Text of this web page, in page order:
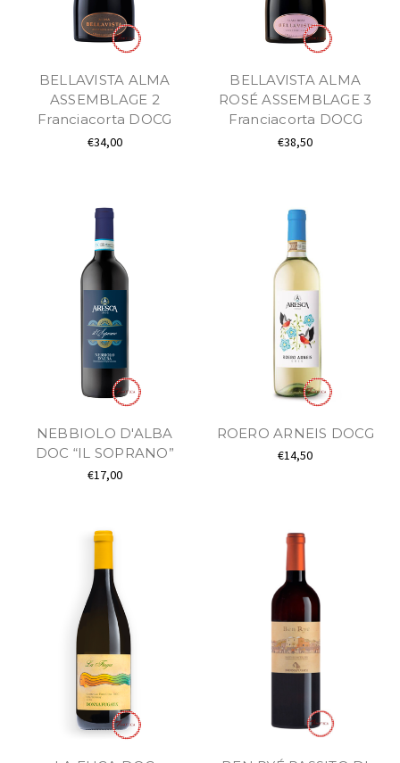
BELLAVISTA ALMA
ASSEMBLAGE 2
Franciacorta DOCG
€34,00
BELLAVISTA ALMA
ROSÉ ASSEMBLAGE 3
Franciacorta DOCG
€38,50
NEBBIOLO D'ALBA
DOC “IL SOPRANO”
€17,00
ROERO ARNEIS DOCG
€14,50